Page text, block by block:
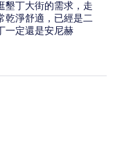
墾丁大街的需求，走
乾淨舒適，已經是二
一定還是安尼赫